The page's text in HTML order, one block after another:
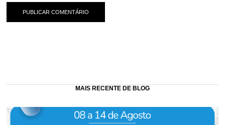
MAIS RECENTE DE BLOG